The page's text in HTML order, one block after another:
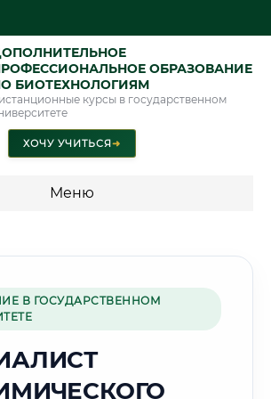
ОБРАЗОВАНИЕ
БИОТЕХНОЛОГИЯМ
курсы в государственном
ХОЧУ УЧИТЬСЯ➜
Меню
🏢
Г. ОДИНЦОВО
В ГОСУДАРСТВЕННОМ